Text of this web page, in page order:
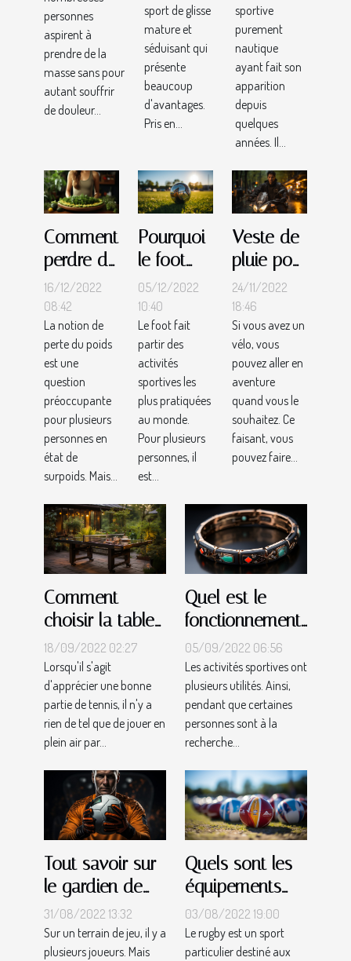
masse
sans
douleur
musculaire
personnes
aspirent à
prendre de la
masse sans pour
autant souffrir
de douleur...
sport de glisse
mature et
séduisant qui
présente
beaucoup
d'avantages.
Pris en...
pour
effectuer
le choix
de son
Paddle
gonflable
sportive
purement
nautique
ayant fait son
apparition
depuis
quelques
années. Il...
Comment
perdre du
poids au
naturel ?
16/12/2022
08:42
La notion de
perte du poids
est une
question
préoccupante
pour plusieurs
personnes en
état de
surpoids. Mais...
Pourquoi
le foot
est le
meilleur
sport ?
05/12/2022
10:40
Le foot fait
partir des
activités
sportives les
plus pratiquées
au monde.
Pour plusieurs
personnes, il
est...
Veste de
pluie pour
son vélo :
comment
bien
choisir ?
24/11/2022
18:46
Si vous avez un
vélo, vous
pouvez aller en
aventure
quand vous le
souhaitez. Ce
faisant, vous
pouvez faire...
Comment
choisir la table
de tennis
extérieure
idéale pour vos
besoins ?
18/09/2022 02:27
Lorsqu'il s'agit
d'apprécier une bonne
partie de tennis, il n'y a
rien de tel que de jouer en
plein air par...
Quel est le
fonctionnement
des bracelets
connectés ?
05/09/2022 06:56
Les activités sportives ont
plusieurs utilités. Ainsi,
pendant que certaines
personnes sont à la
recherche...
Tout savoir sur
le gardien de
but
31/08/2022 13:32
Sur un terrain de jeu, il y a
plusieurs joueurs. Mais
Quels sont les
équipements
des joueurs de
rugby?
03/08/2022 19:00
Le rugby est un sport
particulier destiné aux